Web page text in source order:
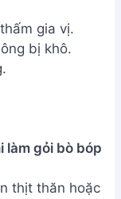
gia vị.
bị khô.
làm gỏi bò bóp
thịt thăn hoặc